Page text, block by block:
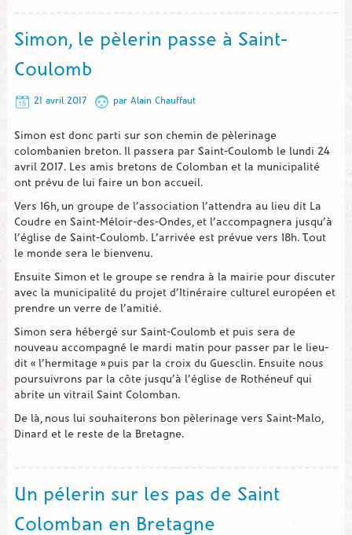
Simon, le pèlerin passe à Saint-
Coulomb
21 avril 2017 par Alain Chauffaut
Simon est donc parti sur son chemin de pèlerinage
colombanien breton. Il passera par Saint-Coulomb le lundi 24
avril 2017. Les amis bretons de Colomban et la municipalité
ont prévu de lui faire un bon accueil.
Vers 16h, un groupe de l’association l’attendra au lieu dit La
Coudre en Saint-Méloir-des-Ondes, et l’accompagnera jusqu’à
l’église de Saint-Coulomb. L’arrivée est prévue vers 18h. Tout
le monde sera le bienvenu.
Ensuite Simon et le groupe se rendra à la mairie pour discuter
avec la municipalité du projet d’Itinéraire culturel européen et
prendre un verre de l’amitié.
Simon sera hébergé sur Saint-Coulomb et puis sera de
nouveau accompagné le mardi matin pour passer par le lieu-
dit « l’hermitage » puis par la croix du Guesclin. Ensuite nous
poursuivrons par la côte jusqu’à l’église de Rothéneuf qui
abrite un vitrail Saint Colomban.
De là, nous lui souhaiterons bon pèlerinage vers Saint-Malo,
Dinard et le reste de la Bretagne.
Un pélerin sur les pas de Saint
Colomban en Bretagne